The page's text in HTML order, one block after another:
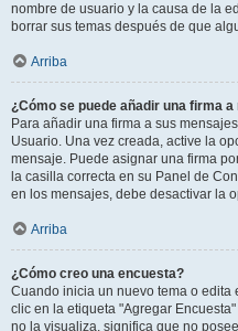
nombre de usuario y la causa de la
borrar sus temas después de que
Arriba
¿Cómo se puede añadir una firma
Para añadir una firma a sus
Usuario. Una vez creada, active la
mensaje. Puede asignar una firma
la casilla correcta en su Panel de
en los mensajes, debe desactivar la
Arriba
¿Cómo creo una encuesta?
Cuando inicia un nuevo tema o
clic en la etiqueta "Agregar
no la visualiza, significa que no